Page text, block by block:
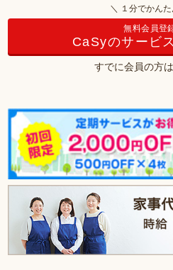
＼ １分でかん
無料会員登
CaSyのサービ
すでに会員の方は